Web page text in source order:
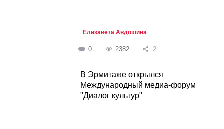
Елизавета Авдошина
0 2382 2
В Эрмитаже открылся
Международный медиа-форум
"Диалог культур"